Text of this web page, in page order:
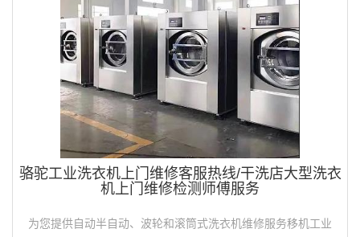
骆驼工业洗衣机上门维修客服热线/干洗店大型洗衣
机上门维修检测师傅服务
为您提供自动半自动、波轮和滚筒式洗衣机维修服务移机工业